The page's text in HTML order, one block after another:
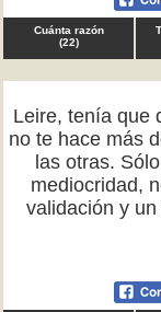
Cuánta razón
(22)
Leire, tenía que
no te hace más
las otras.
mediocridad,
validación y